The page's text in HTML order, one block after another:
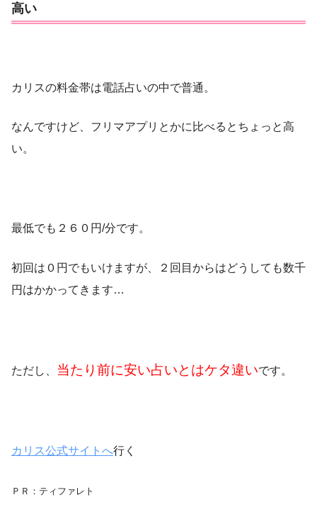
高い
カリスの料金帯は電話占いの中で普通。
なんですけど、フリマアプリとかに比べるとちょっと高
い。
最低でも２６０円/分です。
初回は０円でもいけますが、２回目からはどうしても数千
円はかかってきます…
ただし、 当たり前に安い占いとはケタ違いです。
カリス公式サイトへ行く
ＰＲ：ティファレト